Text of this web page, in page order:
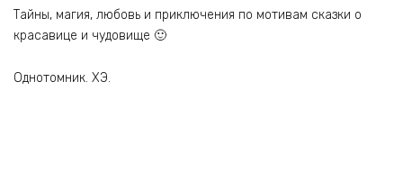
Тайны, магия, любовь и приключения по мотивам сказки о
красавице и чудовище 🙂
Однотомник. ХЭ.